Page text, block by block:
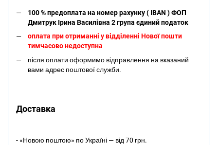
100 % предоплата на номер рахунку ( IBAN ) ФОП
Дмитрук Ірина Василівна 2 група єдиний податок
оплата при отриманні у відділенні Нової пошти
тимчасово недоступна
після оплати оформимо відправлення на вказаний
вами адрес поштової служби.
Доставка
- «Новою поштою» по Україні — від 70 грн.